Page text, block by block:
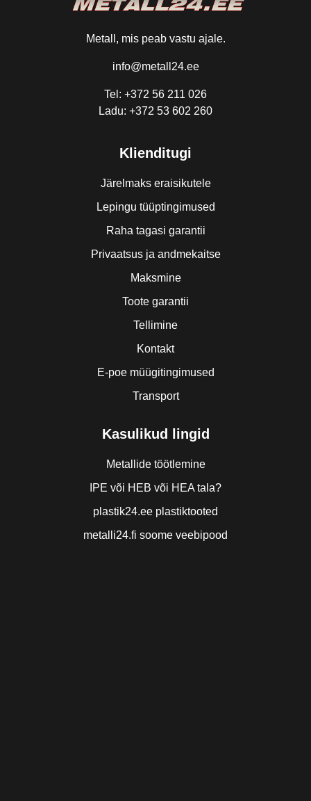
Metall, mis peab vastu ajale.
info@metall24.ee
Tel: +372 56 211 026
Ladu: +372 53 602 260
Klienditugi
Järelmaks eraisikutele
Lepingu tüüptingimused
Raha tagasi garantii
Privaatsus ja andmekaitse
Maksmine
Toote garantii
Tellimine
Kontakt
E-poe müügitingimused
Transport
Kasulikud lingid
Metallide töötlemine
IPE või HEB või HEA tala?
plastik24.ee plastiktooted
metalli24.fi soome veebipood